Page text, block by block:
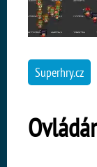
Superhry.cz